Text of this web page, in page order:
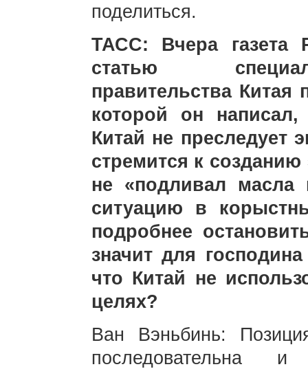
поделиться.
ТАСС: Вчера газета
статью
правительства
которой он
Китай не преследует
стремится к
не «подливал масла
ситуацию в
подробнее
значит для
что Китай не
целях?
Ван Вэньбинь:
последовательна